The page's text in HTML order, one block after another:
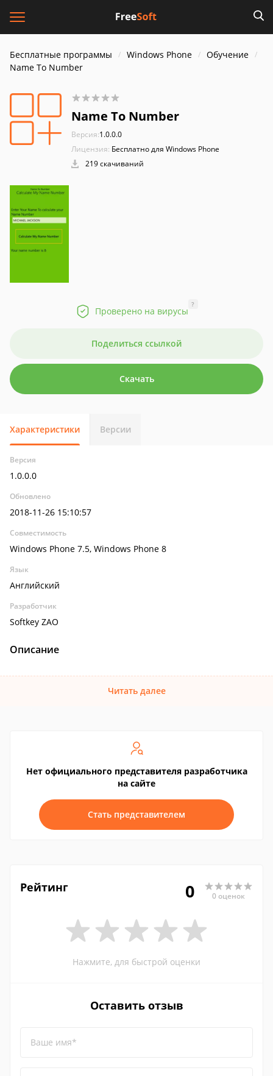
Бесплатные программы Windows Phone
Обучение
Name To Number
Name To Number
Версия:1.0.0.0
Лицензия: Бесплатно для Windows Phone
219 скачиваний
Проверено на вирусы
?
Поделиться ссылкой
Скачать
Характеристики Версии
Версия
1.0.0.0
Обновлено
2018-11-26 15:10:57
Совместимость
Windows Phone 7.5, Windows Phone 8
Язык
Английский
Разработчик
Softkey ZAO
Описание
Читать далее
Нет официального представителя разработчика
на сайте
Стать представителем
Рейтинг 0 0 оценок
Нажмите, для быстрой оценки
Оставить отзыв
Ваше имя*